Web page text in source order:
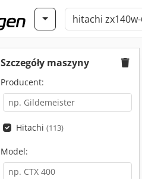
Szczegóły maszyny
Producent:
Hitachi (113)
Model: